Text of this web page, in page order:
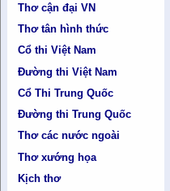
Thơ cận đại VN
Thơ tân hình thức
Cổ thi Việt Nam
Đường thi Việt Nam
Cổ Thi Trung Quốc
Đường thi Trung Quốc
Thơ các nước ngoài
Thơ xướng họa
Kịch thơ